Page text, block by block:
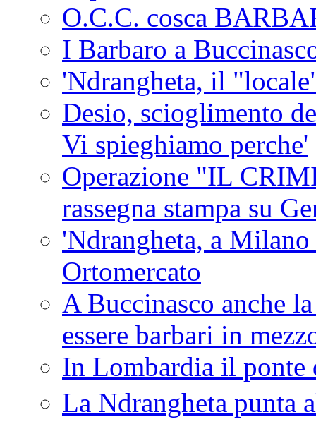
O.C.C. cosca
I Barbaro a
'Ndrangheta, il
Desio, scioglimento
Vi spieghiamo perche'
Operazione "IL
rassegna stampa su
'Ndrangheta, a Milano
Ortomercato
A Buccinasco anche
essere barbari in
In Lombardia il ponte
La Ndrangheta